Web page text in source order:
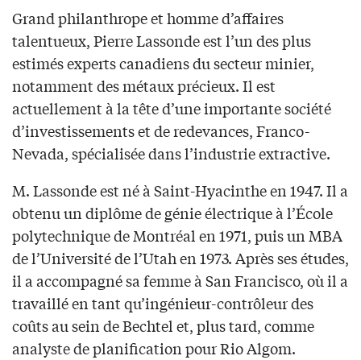
Grand philanthrope et homme d’affaires
talentueux, Pierre Lassonde est l’un des plus
estimés experts canadiens du secteur minier,
notamment des métaux précieux. Il est
actuellement à la tête d’une importante société
d’investissements et de redevances, Franco-
Nevada, spécialisée dans l’industrie extractive.
M. Lassonde est né à Saint-Hyacinthe en 1947. Il a
obtenu un diplôme de génie électrique à l’École
polytechnique de Montréal en 1971, puis un MBA
de l’Université de l’Utah en 1973. Après ses études,
il a accompagné sa femme à San Francisco, où il a
travaillé en tant qu’ingénieur-contrôleur des
coûts au sein de Bechtel et, plus tard, comme
analyste de planification pour Rio Algom.